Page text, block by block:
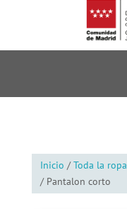
Inicio /Toda la ropa
/ Pantalon corto